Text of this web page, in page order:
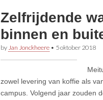
Zelfrijdende
binnen en
by Jan Jonckheere • 5 oktober 2018
zowel levering van koffie als
campus. Volgend jaar zouden